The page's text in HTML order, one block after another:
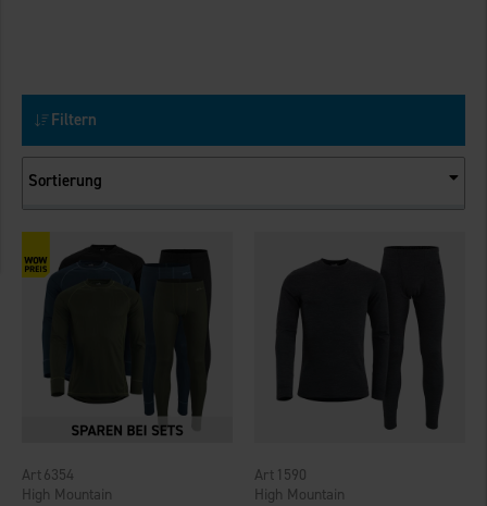
Filtern
Sortierung
High Mountain
6354
High Mountain
1590